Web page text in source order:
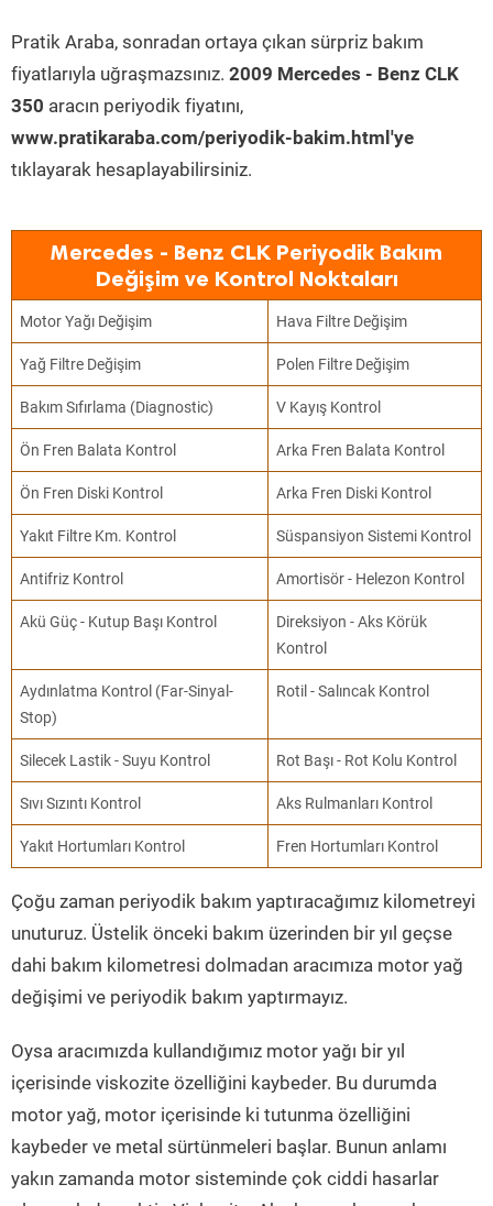
Pratik Araba, sonradan ortaya çıkan sürpriz bakım
fiyatlarıyla uğraşmazsınız. 2009 Mercedes - Benz CLK
350 aracın periyodik fiyatını,
www.pratikaraba.com/periyodik-bakim.html'ye
tıklayarak hesaplayabilirsiniz.
Mercedes - Benz CLK Periyodik Bakım
Değişim ve Kontrol Noktaları
Motor Yağı Değişim Hava Filtre Değişim
Yağ Filtre Değişim Polen Filtre Değişim
Bakım Sıfırlama (Diagnostic) V Kayış Kontrol
Ön Fren Balata Kontrol Arka Fren Balata Kontrol
Ön Fren Diski Kontrol Arka Fren Diski Kontrol
Yakıt Filtre Km. Kontrol Süspansiyon Sistemi Kontrol
Antifriz Kontrol Amortisör - Helezon Kontrol
Akü Güç - Kutup Başı Kontrol
Direksiyon - Aks Körük
Kontrol
Aydınlatma Kontrol (Far-Sinyal-
Stop)
Rotil - Salıncak Kontrol
Silecek Lastik - Suyu Kontrol Rot Başı - Rot Kolu Kontrol
Sıvı Sızıntı Kontrol Aks Rulmanları Kontrol
Yakıt Hortumları Kontrol Fren Hortumları Kontrol
Çoğu zaman periyodik bakım yaptıracağımız kilometreyi
unuturuz. Üstelik önceki bakım üzerinden bir yıl geçse
dahi bakım kilometresi dolmadan aracımıza motor yağ
değişimi ve periyodik bakım yaptırmayız.
Oysa aracımızda kullandığımız motor yağı bir yıl
içerisinde viskozite özelliğini kaybeder. Bu durumda
motor yağ, motor içerisinde ki tutunma özelliğini
kaybeder ve metal sürtünmeleri başlar. Bunun anlamı
yakın zamanda motor sisteminde çok ciddi hasarlar